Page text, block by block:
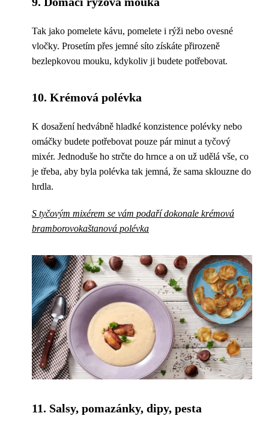
Tak jako pomelete kávu, pomelete i rýži nebo ovesné
vločky. Prosetím přes jemné síto získáte přirozeně
bezlepkovou mouku, kdykoliv ji budete potřebovat.
10. Krémová polévka
K dosažení hedvábně hladké konzistence polévky nebo
omáčky budete potřebovat pouze pár minut a tyčový
mixér. Jednoduše ho strčte do hrnce a on už udělá vše, co
je třeba, aby byla polévka tak jemná, že sama sklouzne do
hrdla.
S tyčovým mixérem se vám podaří dokonale krémová
bramborovokaštanová polévka
11. Salsy, pomazánky, dipy, pesta